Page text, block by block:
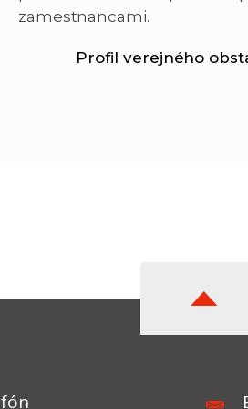
zamestnancami.
Profil verejného